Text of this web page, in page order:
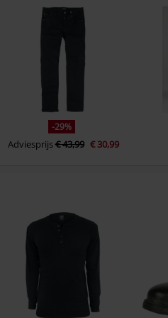
-29%
Adviesprijs€ 43,99 € 30,99